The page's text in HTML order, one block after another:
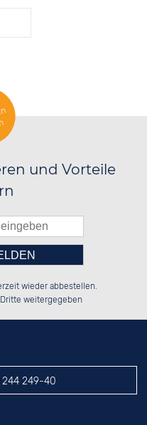
und Vorteile
tragen Sie die Zahl in
Feld ein.
wieder abbestellen.
weitergegeben
244 249-40